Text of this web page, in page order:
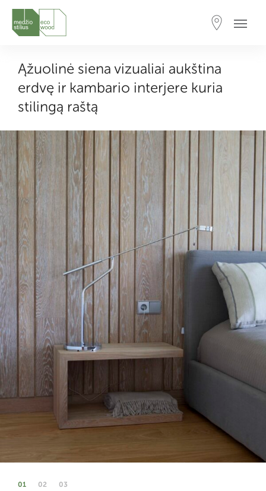
Ąžuolinė siena vizualiai aukština
erdvę ir kambario interjere kuria
stilingą raštą
01 02 03